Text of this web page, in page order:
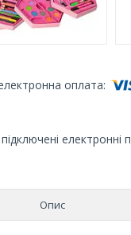
підключені
Опис